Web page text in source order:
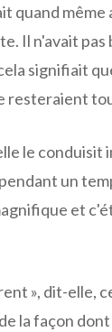
quand même
Il n'avait pas
signifiait
resteraient
le conduisit
un
et
», dit-elle,
la façon